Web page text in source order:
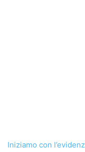
Iniziamo con